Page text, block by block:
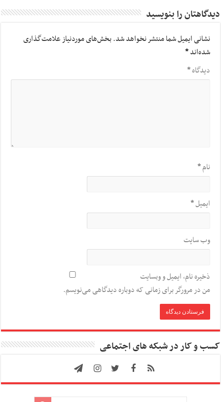
دیدگاهتان را بنویسید
نشانی ایمیل شما منتشر نخواهد شد.بخش‌های موردنیاز علامت‌گذاری
شده‌اند*
دیدگاه*
نام*
ایمیل*
وب‌ سایت
ذخیره نام، ایمیل و وبسایت
من در مرورگر برای زمانی که دوباره دیدگاهی می‌نویسم.
کسب و کار در شبکه های اجتماعی